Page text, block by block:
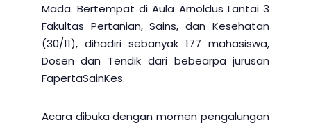
Mada. Bertempat di Aula Arnoldus Lantai 3
Fakultas Pertanian, Sains, dan Kesehatan
(30/11), dihadiri sebanyak 177 mahasiswa,
Dosen dan Tendik dari bebearpa jurusan
FapertaSainKes.
Acara dibuka dengan momen pengalungan